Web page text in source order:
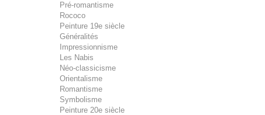
Pré-romantisme
Rococo
Peinture 19e siècle
Généralités
Impressionnisme
Les Nabis
Néo-classicisme
Orientalisme
Romantisme
Symbolisme
Peinture 20e siècle